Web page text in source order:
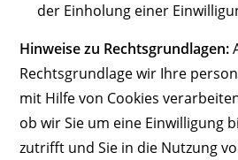
der Einholung einer
Hinweise zu Rechtsgrundlagen:
Rechtsgrundlage wir Ihre
mit Hilfe von Cookies
ob wir Sie um eine Einwilligung
zutrifft und Sie in die Nutzung